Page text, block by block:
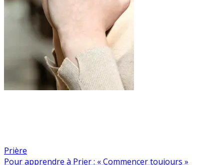
Prière
Pour apprendre à Prier : « Commencer toujours »